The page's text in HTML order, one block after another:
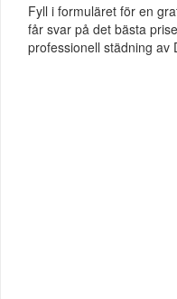
Fyll i formuläret för en
får svar på det bästa
professionell städning av